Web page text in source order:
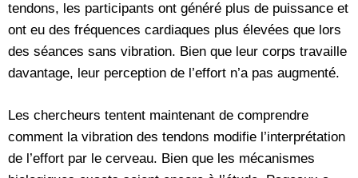
tendons, les participants ont généré plus de puissance et
ont eu des fréquences cardiaques plus élevées que lors
des séances sans vibration. Bien que leur corps travaille
davantage, leur perception de l’effort n’a pas augmenté.
Les chercheurs tentent maintenant de comprendre
comment la vibration des tendons modifie l’interprétation
de l’effort par le cerveau. Bien que les mécanismes